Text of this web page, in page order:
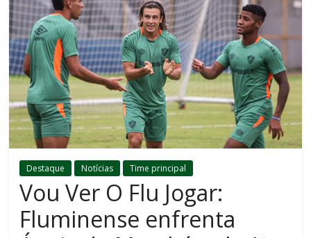
Destaque Notícias Time principal
Vou Ver O Flu Jogar:
Fluminense enfrenta